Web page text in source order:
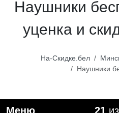
Наушники
уценка и
На-Скидке.бел
Наушники
Меню 21 из